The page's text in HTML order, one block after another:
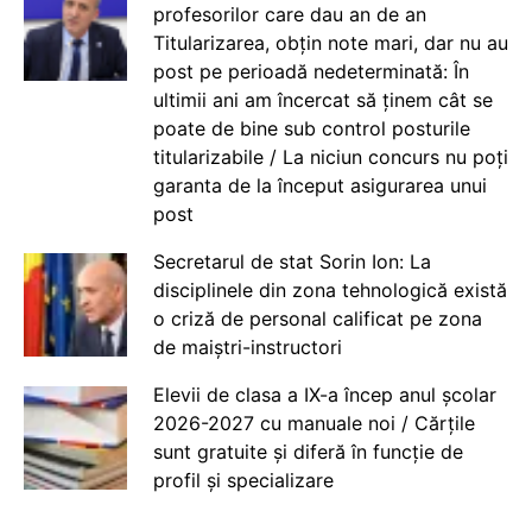
profesorilor care dau an de an
Titularizarea, obțin note mari, dar nu au
post pe perioadă nedeterminată: În
ultimii ani am încercat să ținem cât se
poate de bine sub control posturile
titularizabile / La niciun concurs nu poți
garanta de la început asigurarea unui
post
Secretarul de stat Sorin Ion: La
disciplinele din zona tehnologică există
o criză de personal calificat pe zona
de maiștri-instructori
Elevii de clasa a IX-a încep anul școlar
2026-2027 cu manuale noi / Cărțile
sunt gratuite și diferă în funcție de
profil și specializare